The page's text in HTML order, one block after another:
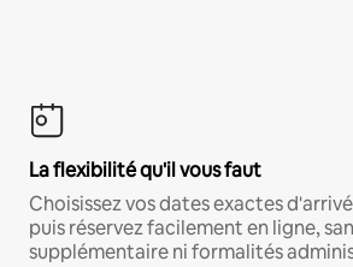
La flexibilité qu'il vous faut
Choisissez vos dates exactes
puis réservez facilement en ligne,
supplémentaire ni formalités